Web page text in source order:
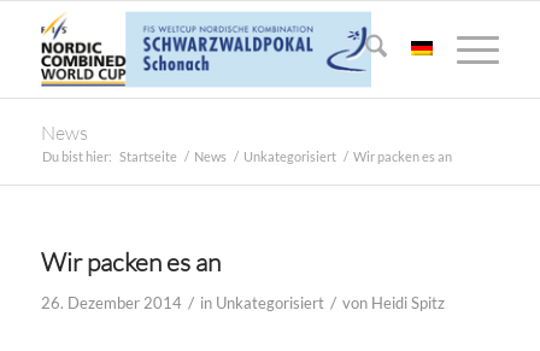
News
Du bist hier: Startseite / News / Unkategorisiert / Wir packen es an
Wir packen es an
26. Dezember 2014 / in Unkategorisiert / von Heidi Spitz